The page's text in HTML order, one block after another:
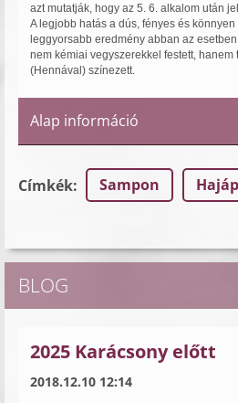
azt mutatják, hogy az 5. 6. alkalom után
A legjobb hatás a dús, fényes és
leggyorsabb eredmény abban az
nem kémiai vegyszerekkel festett, hanem
(Hennával) színezett.
Alap információ
Címkék: Sampon
BLOG
2025 Karácsony előtt
2018.12.10 12:14